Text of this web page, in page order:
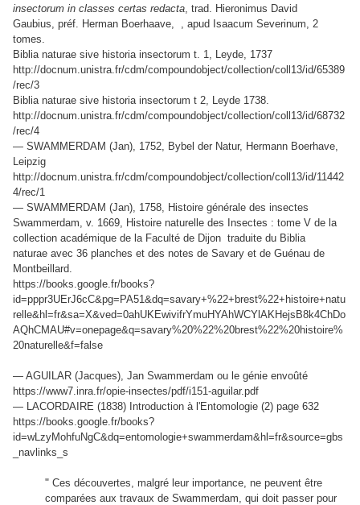
insectorum in classes certas redacta, trad. Hieronimus David
Gaubius, préf. Herman Boerhaave,
, apud Isaacum Severinum, 2
tomes.
Biblia naturae sive historia insectorum t. 1, Leyde, 1737
http://docnum.unistra.fr/cdm/compoundobject/collection/coll13/id/65389
/rec/3
Biblia naturae sive historia insectorum t 2, Leyde 1738.
http://docnum.unistra.fr/cdm/compoundobject/collection/coll13/id/68732
/rec/4
— SWAMMERDAM (Jan), 1752, Bybel der Natur, Hermann Boerhave,
Leipzig
http://docnum.unistra.fr/cdm/compoundobject/collection/coll13/id/11442
4/rec/1
— SWAMMERDAM (Jan), 1758, Histoire générale des insectes
Swammerdam, v. 1669, Histoire naturelle des Insectes : tome V de la
collection académique de la Faculté de Dijon traduite du Biblia
naturae avec 36 planches et des notes de Savary et de Guénau de
Montbeillard.
https://books.google.fr/books?
id=pppr3UErJ6cC&pg=PA51&dq=savary+%22+brest%22+histoire+natu
relle&hl=fr&sa=X&ved=0ahUKEwivifrYmuHYAhWCYlAKHejsB8k4ChDo
AQhCMAU#v=onepage&q=savary%20%22%20brest%22%20histoire%
20naturelle&f=false
— AGUILAR (Jacques), Jan Swammerdam ou le génie envoûté
https://www7.inra.fr/opie-insectes/pdf/i151-aguilar.pdf
— LACORDAIRE (1838) Introduction à l'Entomologie (2) page 632
https://books.google.fr/books?
id=wLzyMohfuNgC&dq=entomologie+swammerdam&hl=fr&source=gbs
_navlinks_s
" Ces découvertes, malgré leur importance, ne peuvent être
comparées aux travaux de Swammerdam, qui doit passer pour